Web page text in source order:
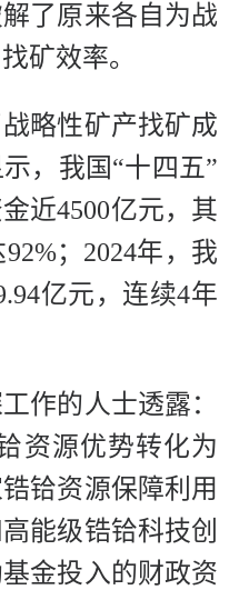
了原来各自为战
矿效率。
略性矿产找矿成
，我国“十四五”
近4500亿元，其
；2024年，我
亿元，连续4年
作的人士透露：
资源优势转化为
铪资源保障利用
能级锆铪科技创
金投入的财政资